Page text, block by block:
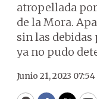
atropellada
de la Mora.
sin las
ya no pudo
Junio 21, 2023 07:54